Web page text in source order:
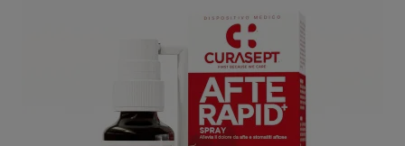
Vul hem met producten.